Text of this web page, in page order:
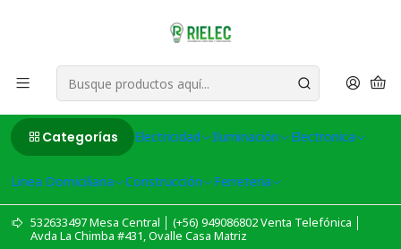
Categorías Electricidad Iluminación Electronica
Linea Domiciliaria Construcción Ferreteria
532633497 Mesa Central │ (+56) 949086802 Venta Telefónica │
Avda La Chimba #431, Ovalle Casa Matriz